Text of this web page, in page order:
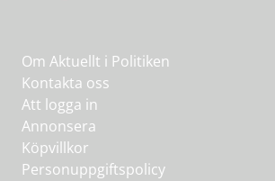
Om Aktuellt i Politiken
Kontakta oss
Att logga in
Annonsera
Köpvillkor
Personuppgiftspolicy